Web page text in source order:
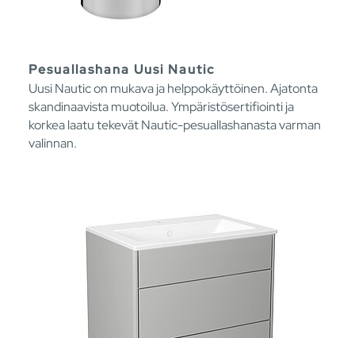
Pesuallashana Uusi Nautic
Uusi Nautic on mukava ja helppokäyttöinen. Ajatonta
skandinaavista muotoilua. Ympäristösertifiointi ja
korkea laatu tekevät Nautic-pesuallashanasta varman
valinnan.